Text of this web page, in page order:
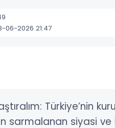
06-2026 21:47
Türkiye’nin
sarmalanan siyasi ve